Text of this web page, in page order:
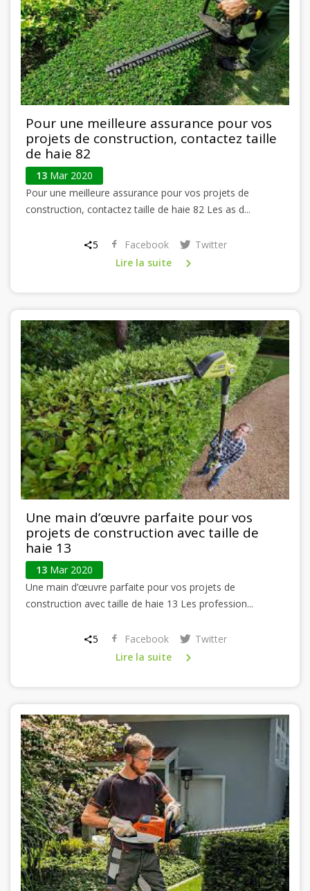
Pour une meilleure assurance pour vos
projets de construction, contactez taille
de haie 82
13 Mar 2020
Pour une meilleure assurance pour vos projets de
construction, contactez taille de haie 82 Les as d...
5 Facebook
Twitter
Lire la suite
Une main d’œuvre parfaite pour vos
projets de construction avec taille de
haie 13
13 Mar 2020
Une main d’œuvre parfaite pour vos projets de
construction avec taille de haie 13 Les profession...
5 Facebook
Twitter
Lire la suite